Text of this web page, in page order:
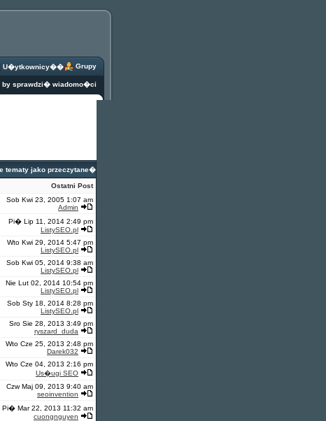
U�ytkownicy�� Grupy
sprawdzi� wiadomo�ci
tematy jako przeczytane�
Ostatni Post
Sob Kwi 23, 2005 1:07 am
Admin
Pi� Lip 11, 2014 2:49 pm
ListySEO.pl
Wto Kwi 29, 2014 5:47 pm
ListySEO.pl
Sob Kwi 05, 2014 9:38 am
ListySEO.pl
Nie Lut 02, 2014 10:54 pm
ListySEO.pl
Sob Sty 18, 2014 8:28 pm
ListySEO.pl
Sro Sie 28, 2013 3:49 pm
ryszard_duda
Wto Cze 25, 2013 2:48 pm
Darek032
Wto Cze 04, 2013 2:16 pm
Us�ugi SEO
Czw Maj 09, 2013 9:40 am
seoinvention
Pi� Mar 22, 2013 11:32 am
cuongnguyen